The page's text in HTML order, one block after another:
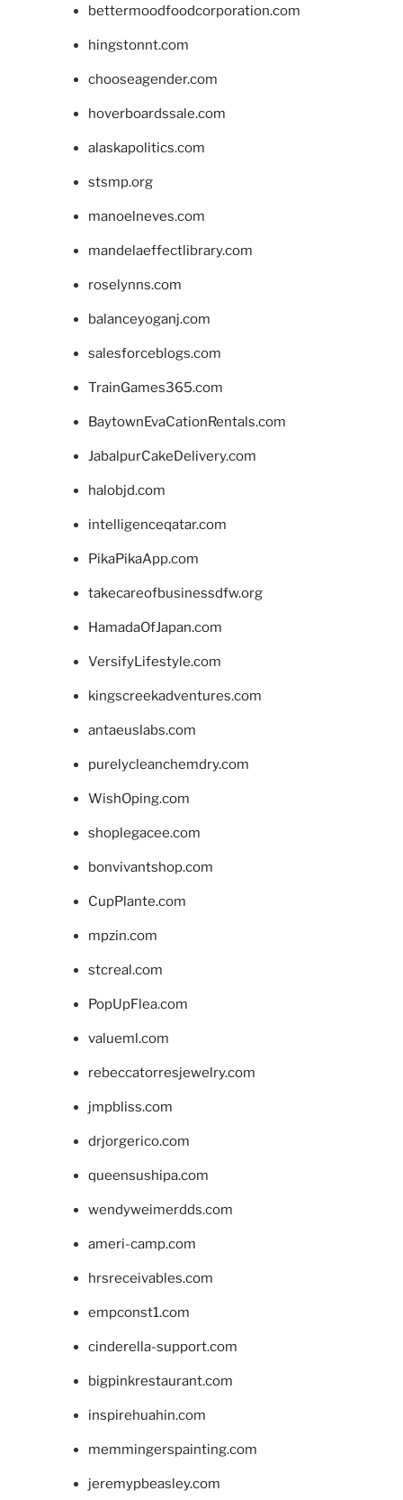
bettermoodfoodcorporation.com
hingstonnt.com
chooseagender.com
hoverboardssale.com
alaskapolitics.com
stsmp.org
manoelneves.com
mandelaeffectlibrary.com
roselynns.com
balanceyoganj.com
salesforceblogs.com
TrainGames365.com
BaytownEvaCationRentals.com
JabalpurCakeDelivery.com
halobjd.com
intelligenceqatar.com
PikaPikaApp.com
takecareofbusinessdfw.org
HamadaOfJapan.com
VersifyLifestyle.com
kingscreekadventures.com
antaeuslabs.com
purelycleanchemdry.com
WishOping.com
shoplegacee.com
bonvivantshop.com
CupPlante.com
mpzin.com
stcreal.com
PopUpFlea.com
valueml.com
rebeccatorresjewelry.com
jmpbliss.com
drjorgerico.com
queensushipa.com
wendyweimerdds.com
ameri-camp.com
hrsreceivables.com
empconst1.com
cinderella-support.com
bigpinkrestaurant.com
inspirehuahin.com
memmingerspainting.com
jeremypbeasley.com